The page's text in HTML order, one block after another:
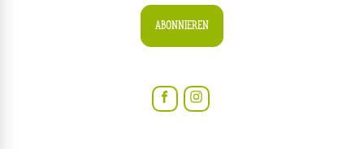
ABONNIEREN